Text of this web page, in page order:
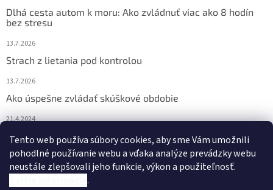
Tento web používa súbory cookies, aby sme Vám umožnili
pohodlné používanie webu a vďaka analýze prevádzky webu
neustále zlepšovali jeho funkcie, výkon a použiteľnosť.
.
Dlhá cesta autom k moru: Ako zvládnuť viac ako 8 hodín
bez stresu
13.7.2026
Strach z lietania pod kontrolou
13.7.2026
Ako úspešne zvládať skúškové obdobie
21.4.2024
Nočné pocikávanie u detí – ako môžu pomôcť Bachove
esencie?
4.2.2024